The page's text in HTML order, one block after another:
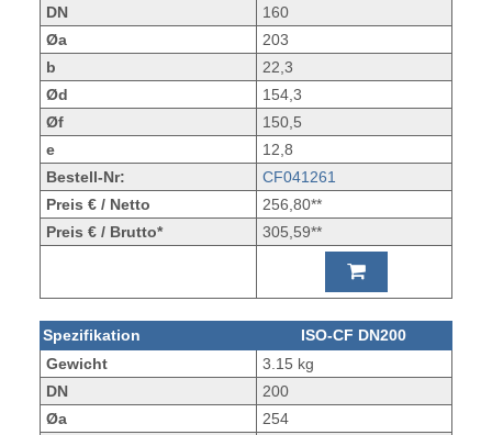
DN
160
Øa
203
b
22,3
Ød
154,3
Øf
150,5
e
12,8
Bestell-Nr:
CF041261
Preis € / Netto
256,80**
Preis € / Brutto*
305,59**
Spezifikation
ISO-CF DN200
Gewicht
3.15 kg
DN
200
Øa
254